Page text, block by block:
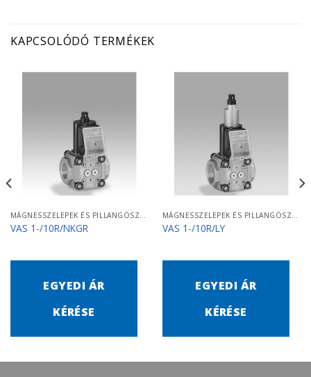
KAPCSOLÓDÓ TERMÉKEK
MÁGNESSZELEPEK ÉS PILLANGÓSZELEPEK
VAS 1-/10R/NKGR
EGYEDI ÁR
KÉRÉSE
MÁGNESSZELEPEK ÉS PILLANGÓSZELEPEK
VAS 1-/10R/LY
EGYEDI ÁR
KÉRÉSE